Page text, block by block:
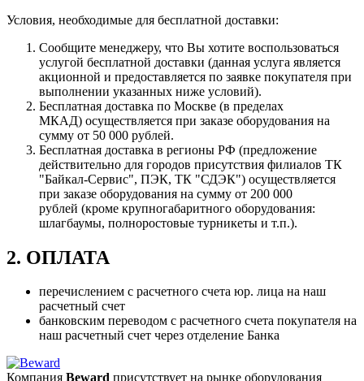
Условия, необходимые для бесплатной доставки:
Сообщите менеджеру, что Вы хотите воспользоваться
услугой бесплатной доставки (данная услуга является
акционной и предоставляется по заявке покупателя при
выполнении указанных ниже условий).
Бесплатная доставка по Москве (в пределах
МКАД) осуществляется при заказе оборудования на
сумму от 50 000 рублей.
Бесплатная доставка в регионы РФ (предложение
действительно для городов присутствия филиалов ТК
"Байкал-Сервис", ПЭК, ТК "СДЭК") осуществляется
при заказе оборудования на сумму от 200 000
рублей (кроме крупногабаритного оборудования:
шлагбаумы, полноростовые турникеты и т.п.).
2. ОПЛАТА
перечислением с расчетного счета юр. лица на наш
расчетный счет
банковским переводом с расчетного счета покупателя на
наш расчетный счет через отделение Банка
Компания Beward присутствует на рынке оборудования